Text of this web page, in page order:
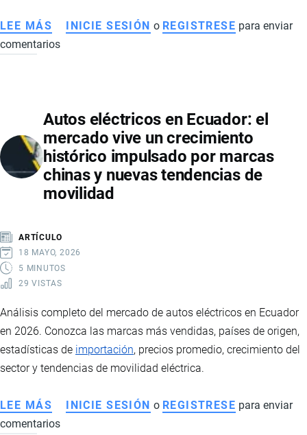
LEE MÁS SOBRE
ALZA
EN
ECUADOR:
GUERRA
COMERCIAL
IMPULSA
MARCAS
NACIONALES
INICIE SESIÓN o REGISTRESE para enviar
comentarios
Autos eléctricos en Ecuador: el
mercado vive un crecimiento
histórico impulsado por marcas
chinas y nuevas tendencias de
movilidad
ARTÍCULO
18 MAYO, 2026
5 MINUTOS
29 VISTAS
Análisis completo del mercado de autos eléctricos en Ecuador
en 2026. Conozca las marcas más vendidas, países de origen,
estadísticas de importación, precios promedio, crecimiento del
sector y tendencias de movilidad eléctrica.
LEE MÁS SOBRE
AUTOS
INICIE SESIÓN o REGISTRESE para enviar
comentarios